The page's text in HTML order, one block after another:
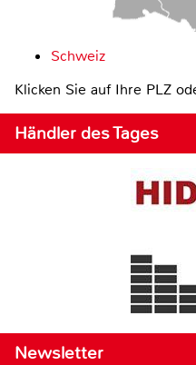
Schweiz
Klicken Sie auf Ihre PLZ
Händler des Tages
Newsletter